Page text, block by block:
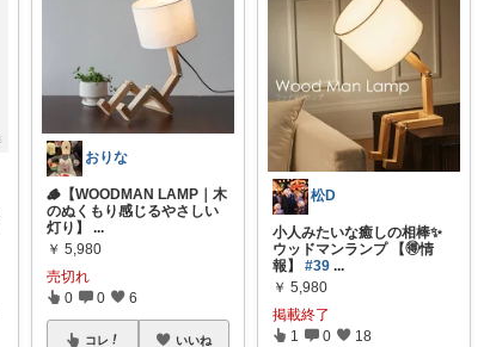
おりな
🪵【WOODMAN LAMP｜木
のぬくもり感じるやさしい
灯り】
...
￥ 5,980
売切れ
0 0 6
コレ いいね
松D
小人みたいな癒しの相棒✨
ウッドマンランプ 【🉐情
報】#39 ...
￥ 5,980
掲載終了
1 0 18